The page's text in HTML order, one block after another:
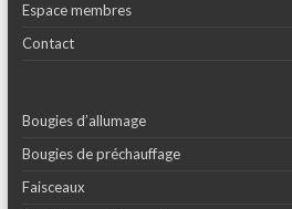
Espace membres
Contact
Bougies d’allumage
Bougies de préchauffage
Faisceaux